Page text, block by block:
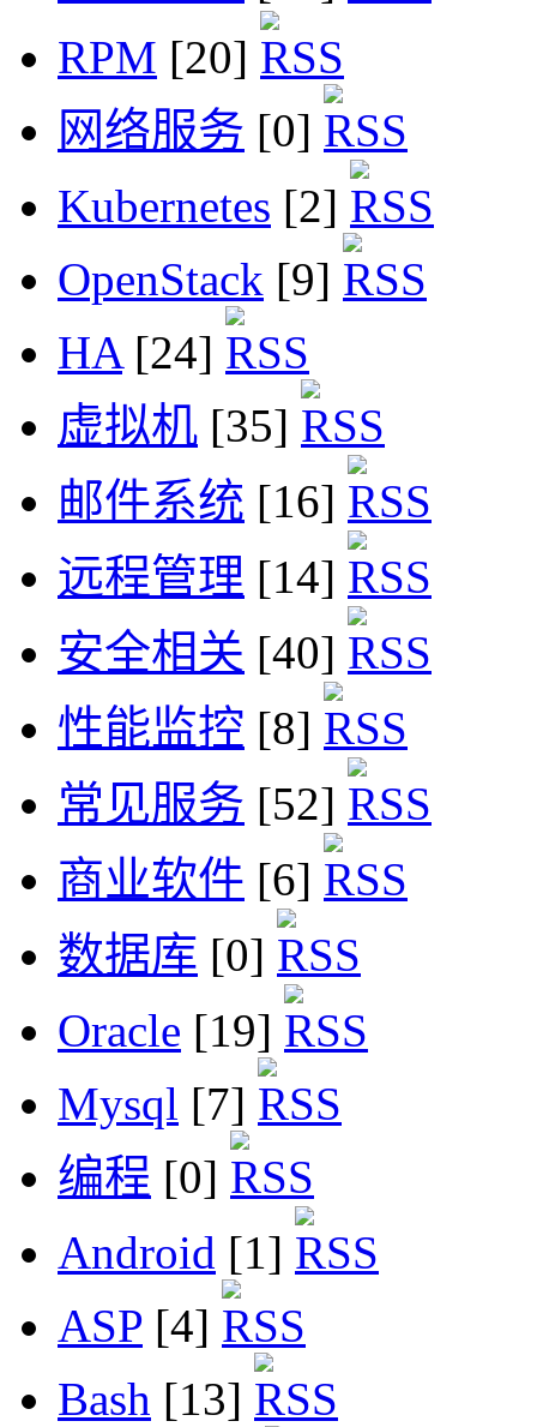
RPM [20]
网络服务 [0]
Kubernetes [2]
OpenStack [9]
HA[24]
虚拟机 [35]
邮件系统 [16]
远程管理 [14]
安全相关 [40]
性能监控 [8]
常见服务 [52]
商业软件 [6]
数据库 [0]
Oracle [19]
Mysql [7]
编程 [0]
Android [1]
ASP [4]
Bash [13]